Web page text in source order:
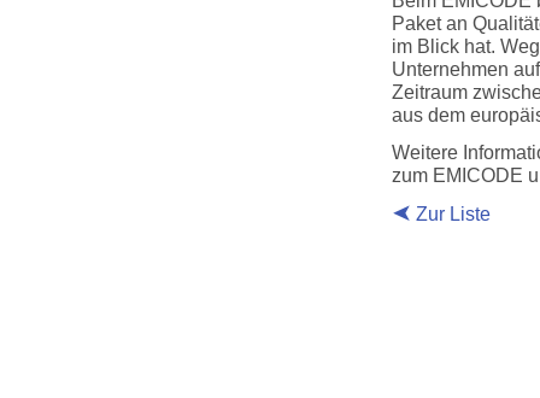
Paket an
im Blick hat.
Unternehmen
Zeitraum
aus dem
Weitere
zum EMICODE
Zur Liste